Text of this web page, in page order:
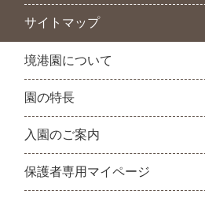
サイトマップ
境港園について
園の特長
入園のご案内
保護者専用マイページ